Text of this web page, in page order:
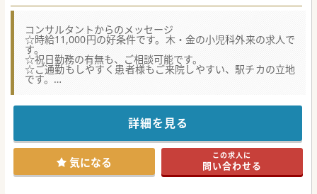
コンサルタントからのメッセージ
☆時給11,000円の好条件です。木・金の小児科外来の求人で
す。
☆祝日勤務の有無も、ご相談可能です。
☆ご通勤もしやすく患者様もご来院しやすい、駅チカの立地
です。
☆最新の院内設備・システムで、患者様に満足度の高い医療
フもまた、円滑に業務に取り組める環境が整っています。
詳細を見る
気になる この求人に
問い合わせる